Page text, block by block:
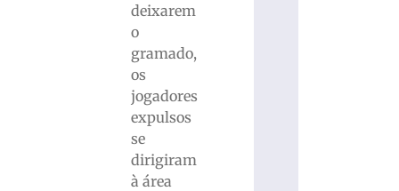
deixarem
o
gramado,
os
jogadores
expulsos
se
dirigiram
à área